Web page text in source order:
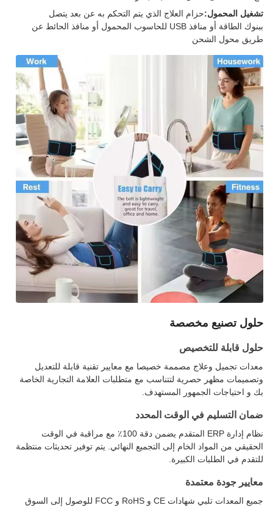
تشغيل المحمول:حزام العلاج الذي يتم التحكم به عن بعد يتصل
ببنوك الطاقة أو منافذ USB للحاسوب المحمول أو منافذ الحائط عن
طريق محول الشحن
حلول تصنيع مخصصة
حلول قابلة للتخصيص
معدات تجميل وعلاج مصممة خصيصا مع معايير تقنية قابلة للتعديل
وتصميمات مظهر حصرية لتتناسب مع متطلبات العلامة التجارية الخاصة
بك و احتياجات الجمهور المستهدف.
ضمان التسليم في الوقت المحدد
نظام إدارة ERP المتقدم يضمن دقة 100٪ مع مراقبة في الوقت
الحقيقي من المواد الخام إلى التجميع النهائي. يتم توفير تحديثات منتظمة
للتقدم في الطلبات الكبيرة.
معايير جودة معتمدة
جميع المعدات تلبي شهادات CE و RoHS و FCC للوصول إلى السوق